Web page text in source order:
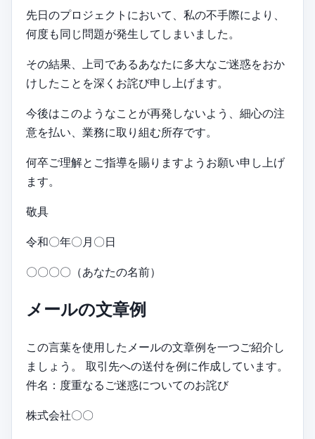
先日のプロジェクトにおいて、私の不手際により、
何度も同じ問題が発生してしまいました。
その結果、上司であるあなたに多大なご迷惑をおか
けしたことを深くお詫び申し上げます。
今後はこのようなことが再発しないよう、細心の注
意を払い、業務に取り組む所存です。
何卒ご理解とご指導を賜りますようお願い申し上げ
ます。
敬具
令和〇年〇月〇日
〇〇〇〇（あなたの名前）
メールの文章例
この言葉を使用したメールの文章例を一つご紹介し
ましょう。 取引先への送付を例に作成しています。
件名：度重なるご迷惑についてのお詫び
株式会社〇〇